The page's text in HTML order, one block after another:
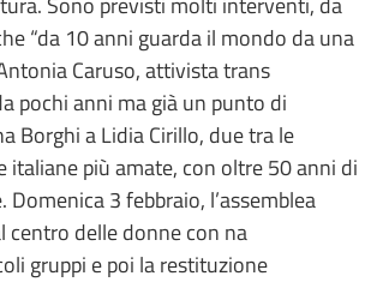
“da 10 anni guarda il mondo da una
Caruso, attivista trans
pochi anni ma già un punto di
Borghi a Lidia Cirillo, due tra le
italiane più amate, con oltre 50 anni di
Domenica 3 febbraio, l’assemblea
centro delle donne con na
gruppi e poi la restituzione